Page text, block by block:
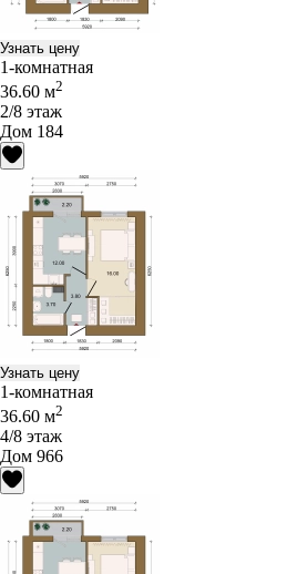
Узнать цену
1-комнатная
36.60 м2
2/8 этаж
Дом 184
Узнать цену
1-комнатная
36.60 м2
4/8 этаж
Дом 966